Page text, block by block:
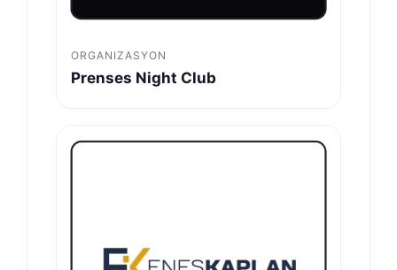
ORGANIZASYON
Prenses Night Club